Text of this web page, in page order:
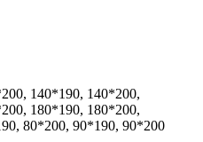
140*190, 140*200,
180*190, 180*200,
80*200, 90*190, 90*200